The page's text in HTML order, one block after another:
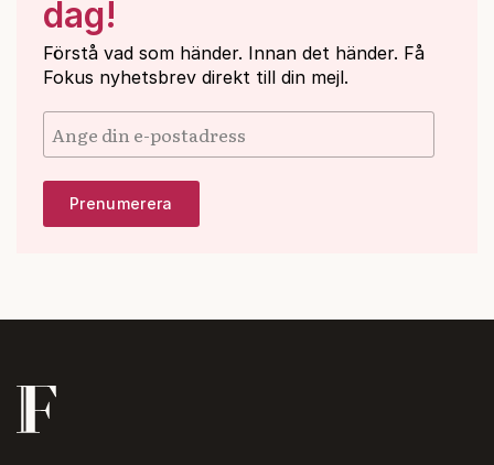
dag!
Förstå vad som händer. Innan det händer. Få
Fokus nyhetsbrev direkt till din mejl.